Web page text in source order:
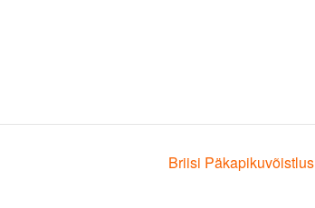
Briisi Päkapikuvõistlus